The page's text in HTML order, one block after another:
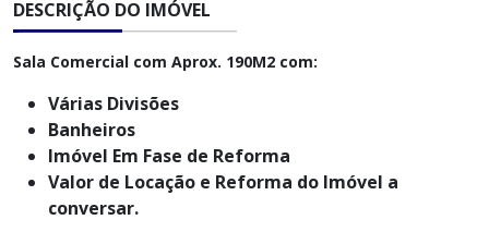
DESCRIÇÃO DO IMÓVEL
Sala Comercial com Aprox. 190M2 com:
Várias Divisões
Banheiros
Imóvel Em Fase de Reforma
Valor de Locação e Reforma do Imóvel a
conversar.